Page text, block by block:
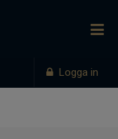
Logga in